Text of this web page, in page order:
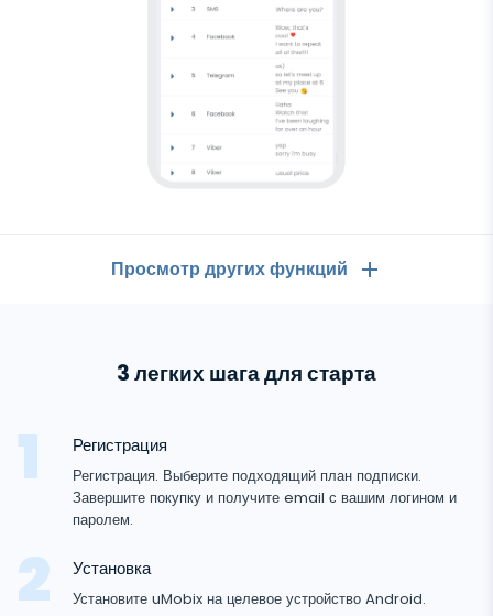
Просмотр других функций
Текстовые сообщения
GPS-локация
Кейлоггер
Уведомления
Мессенджеры
WhatsApp
Facebook messenger
Zoom
Социальные сети
Социальные сети
Facebook
Instagram
Фото и Видео трекер
Интернет
3 легких шага для старта
Регистрация
Регистрация. Выберите подходящий план подписки.
Завершите покупку и получите email с вашим логином и
паролем.
Установка
Установите uMobix на целевое устройство Android.